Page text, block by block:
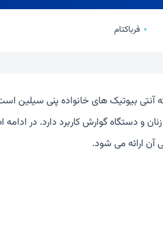
فرباکتام
آنتی بیوتیک های خانواده پنی سیلین
گوارش کاربرد دارد. در ادامه
آن ارائه می شود.